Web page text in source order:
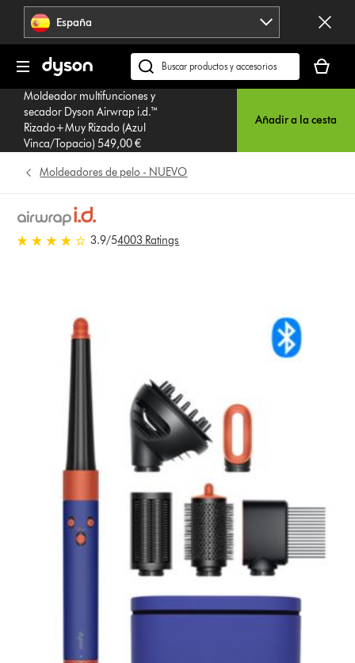
Omitir
navegación España
Buscar
en
dyson.es
cesta
está
Moldeador multifunciones y
secador Dyson Airwrap i.d.™
Rizado+Muy Rizado (Azul
Vinca/Topacio) 549,00 €
Añadir a la cesta
Moldeadores de pelo - NUEVO
3.9 estrellas de 5 de 4003 Ratings
3.9/54003 Ratings